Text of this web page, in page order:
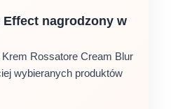
nagrodzony w
Rossatore Cream Blur
wybieranych produktów